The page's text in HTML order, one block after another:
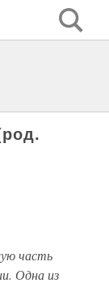
часть
Одна из